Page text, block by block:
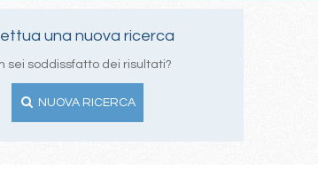
una nuova ricerca
sei soddissfatto dei risultati?
NUOVA RICERCA